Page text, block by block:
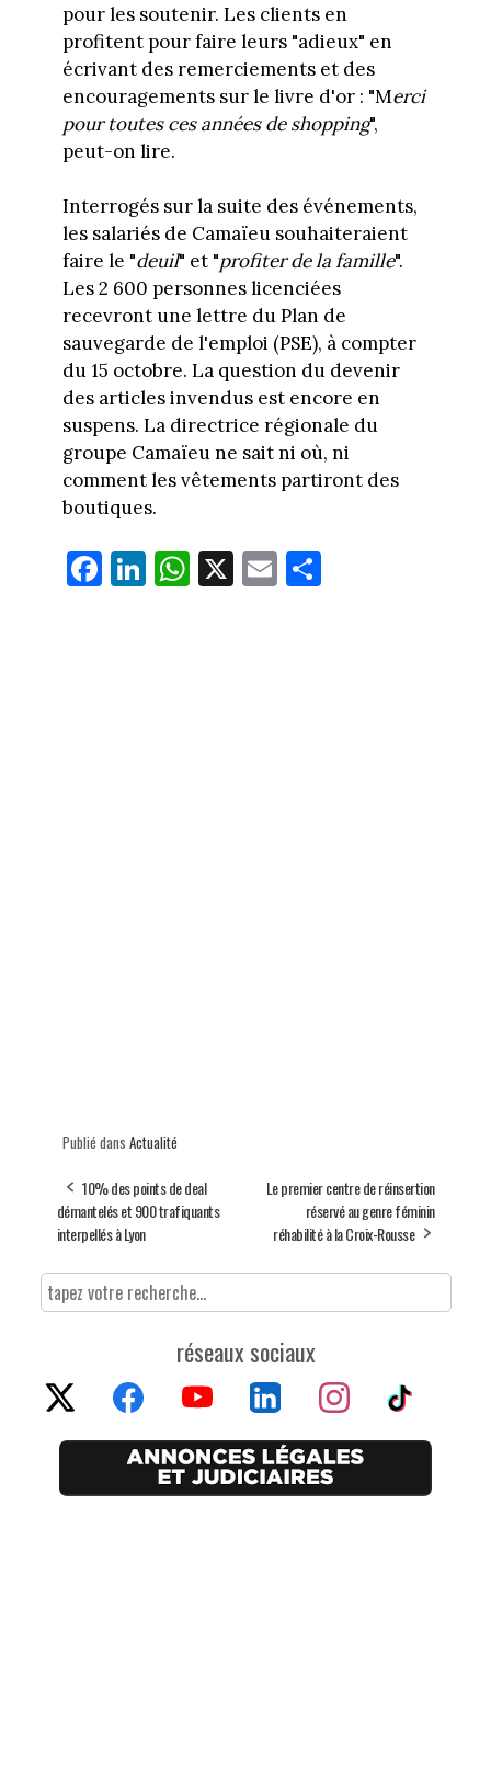
pour les soutenir. Les clients en
profitent pour faire leurs "adieux" en
écrivant des remerciements et des
encouragements sur le livre d'or : "Merci
pour toutes ces années de shopping",
peut-on lire.
Interrogés sur la suite des événements,
les salariés de Camaïeu souhaiteraient
faire le "deuil" et "profiter de la famille".
Les 2 600 personnes licenciées
recevront une lettre du Plan de
sauvegarde de l'emploi (PSE), à compter
du 15 octobre. La question du devenir
des articles invendus est encore en
suspens. La directrice régionale du
groupe Camaïeu ne sait ni où, ni
comment les vêtements partiront des
boutiques.
Fa
ce
Li
nk
W
ha
X E
m
Pa
rt
Publié dans Actualité
10% des points de deal
démantelés et 900 trafiquants
interpellés à Lyon
Le premier centre de réinsertion
réservé au genre féminin
réhabilité à la Croix-Rousse
réseaux sociaux